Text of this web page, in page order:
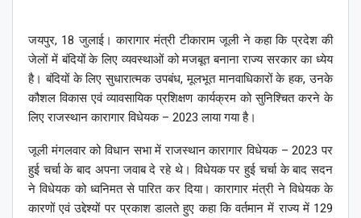
जयपुर, 18 जुलाई। कारागार मंत्री टीकाराम जूली ने कहा कि प्रदेश की
जेलों में बंदियों के लिए व्यवस्थाओं को मजबूत बनाना राज्य सरकार का ध्येय
है। बंदियों के लिए सुधारात्मक उपबंध, मूलभूत मानवाधिकारों के हक, उनके
कौशल विकास एवं व्यावसायिक प्रशिक्षण कार्यक्रम को सुनिश्चित करने के
लिए राजस्थान कारागार विधेयक – 2023 लाया गया है।
जूली मंगलवार को विधान सभा में राजस्थान कारागार विधेयक – 2023 पर
हुई चर्चा के बाद अपना जवाब दे रहे थे। ​विधेयक पर हुई चर्चा के बाद सदन
ने विधेयक को ध्वनिमत से पारित कर दिया। कारागार मंत्री ने विधेयक के
कारणों एवं उद्देश्यों पर प्रकाश डालते हुए कहा कि वर्तमान में राज्य में 129